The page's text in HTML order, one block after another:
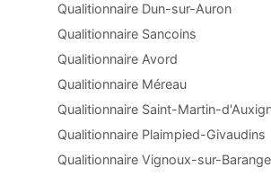
Qualitionnaire Dun-sur-Auron
Qualitionnaire Sancoins
Qualitionnaire Avord
Qualitionnaire Méreau
Qualitionnaire Saint-Martin-
Qualitionnaire Plaimpied-Givaudins
Qualitionnaire Vignoux-sur-